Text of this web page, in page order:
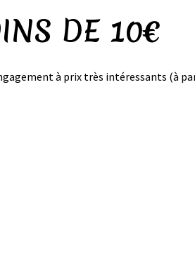
DE 10€
à prix très intéressants (à